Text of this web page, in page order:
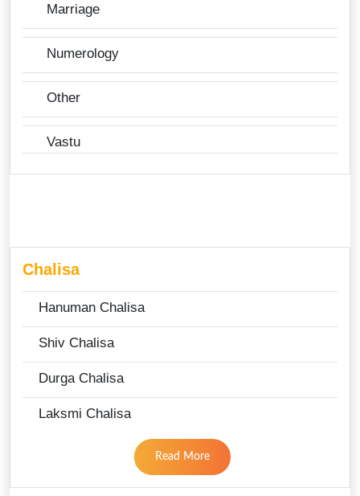
Marriage
Numerology
Other
Vastu
Chalisa
Hanuman Chalisa
Shiv Chalisa
Durga Chalisa
Laksmi Chalisa
Read More